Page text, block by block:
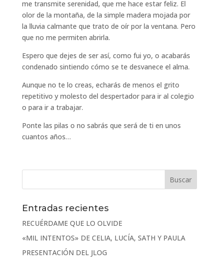
me transmite serenidad, que me hace estar feliz. El
olor de la montaña, de la simple madera mojada por
la lluvia calmante que trato de oír por la ventana. Pero
que no me permiten abrirla.
Espero que dejes de ser así, como fui yo, o acabarás
condenado sintiendo cómo se te desvanece el alma.
Aunque no te lo creas, echarás de menos el grito
repetitivo y molesto del despertador para ir al colegio
o para ir a trabajar.
Ponte las pilas o no sabrás que será de ti en unos
cuantos años…
Entradas recientes
RECUÉRDAME QUE LO OLVIDE
«MIL INTENTOS» DE CELIA, LUCÍA, SATH Y PAULA
PRESENTACIÓN DEL JLOG